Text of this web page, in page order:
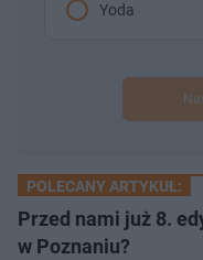
Yoda
POLECANY ARTYKUŁ:
Przed nami już 8.
w Poznaniu?